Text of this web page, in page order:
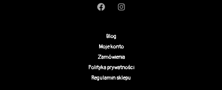
Blog
Moje konto
Zamówienia
Polityka prywatności
Regulamin sklepu